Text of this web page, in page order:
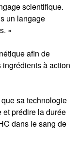
scientifique.
un langage
»
afin de
à action
sa technologie
et prédire la durée
dans le sang de